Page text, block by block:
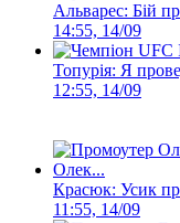
Альварес: Бій
14:55, 14/09
Топурія: Я
12:55, 14/09
Красюк: Усик
11:55, 14/09